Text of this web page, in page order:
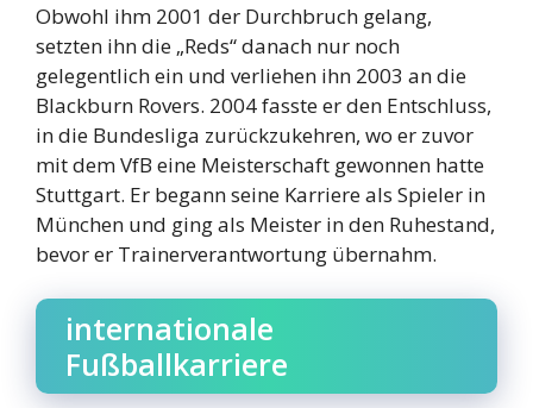
Obwohl ihm 2001 der Durchbruch gelang,
setzten ihn die „Reds“ danach nur noch
gelegentlich ein und verliehen ihn 2003 an die
Blackburn Rovers. 2004 fasste er den Entschluss,
in die Bundesliga zurückzukehren, wo er zuvor
mit dem VfB eine Meisterschaft gewonnen hatte
Stuttgart. Er begann seine Karriere als Spieler in
München und ging als Meister in den Ruhestand,
bevor er Trainerverantwortung übernahm.
internationale
Fußballkarriere